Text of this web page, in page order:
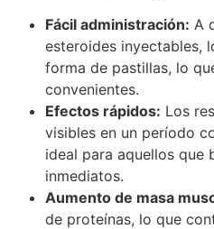
Fácil administración: A
esteroides inyectables,
forma de pastillas, lo
convenientes.
Efectos rápidos: Los
visibles en un período
ideal para aquellos que
inmediatos.
Aumento de masa
de proteínas, lo que